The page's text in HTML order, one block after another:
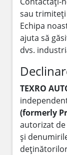
sau trimiteți
Echipa
ajuta să
dvs.
TEXRO
(formerly
autorizat
și